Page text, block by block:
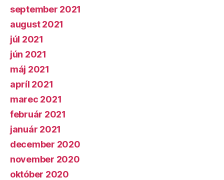
september 2021
august 2021
júl 2021
jún 2021
máj 2021
apríl 2021
marec 2021
február 2021
január 2021
december 2020
november 2020
október 2020